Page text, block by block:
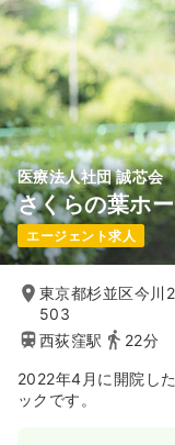
医療法人社団 誠芯会
さくらの葉ホ
エージェント求人
東京都杉並区今川
503
西荻窪駅
22分
2022年4月に開院し
ックです。